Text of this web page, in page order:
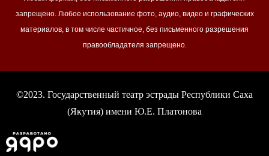
запрещено. Любое использование фото, аудио, видео и графических
материалов, в том числе частичное, без письменного разрешения
правообладателя запрещено.
©2023. Государственный театр эстрады Республики Саха
(Якутия) имени Ю.Е. Платонова